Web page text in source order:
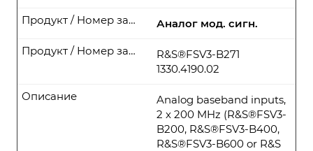
Аналог мод. сигн.
Продукт / Номер заказа
R&S®FSV3-B271
1330.4190.02
Продукт / Номер заказа
Analog baseband inputs,
2 x 200 MHz (R&S®FSV3-
B200, R&S®FSV3-B400,
R&S®FSV3-B600 or R&S
Описание